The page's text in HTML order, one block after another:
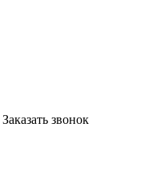
Заказать звонок